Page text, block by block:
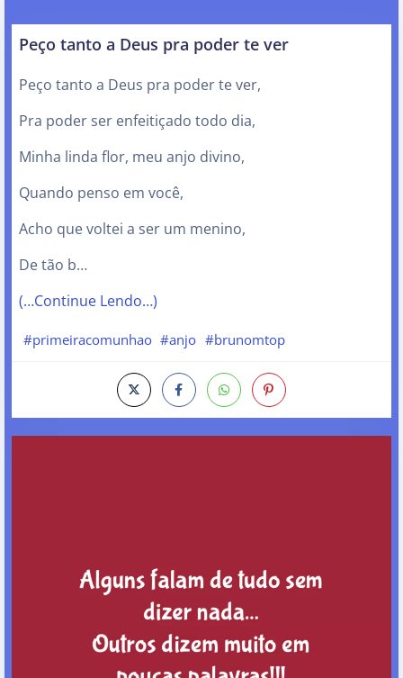
Peço tanto a Deus pra poder te ver
Peço tanto a Deus pra poder te ver,
Pra poder ser enfeitiçado todo dia,
Minha linda flor, meu anjo divino,
Quando penso em você,
Acho que voltei a ser um menino,
De tão b…
(…Continue Lendo…)
#primeiracomunhao #anjo #brunomtop